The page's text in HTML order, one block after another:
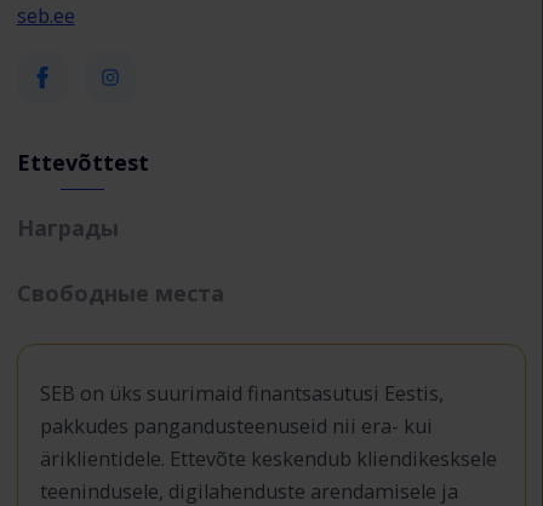
seb.ee
Ettevõttest
Награды
Свободные места
SEB on üks suurimaid finantsasutusi Eestis,
pakkudes pangandusteenuseid nii era- kui
äriklientidele. Ettevõte keskendub kliendikesksele
teenindusele, digilahenduste arendamisele ja